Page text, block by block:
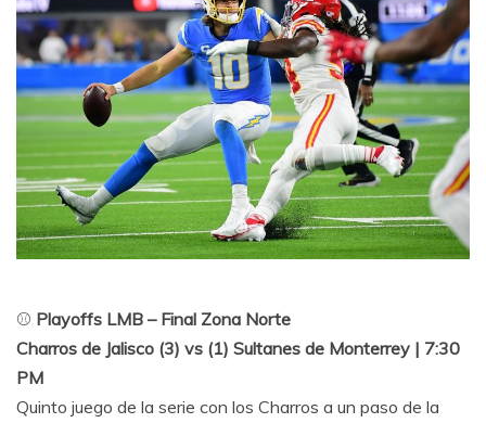
⚾ Playoffs LMB – Final Zona Norte
Charros de Jalisco (3) vs (1) Sultanes de Monterrey | 7:30
PM
Quinto juego de la serie con los Charros a un paso de la